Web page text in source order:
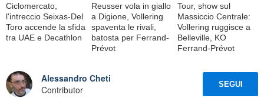
Ciclomercato,
l'intreccio Seixas-Del
Toro accende la sfida
tra UAE e Decathlon
Reusser vola in giallo
a Digione, Vollering
spaventa le rivali,
batosta per Ferrand-
Prévot
Tour, show sul
Massiccio Centrale:
Vollering ruggisce a
Belleville, KO
Ferrand-Prévot
Alessandro Cheti
Contributor
SEGUI